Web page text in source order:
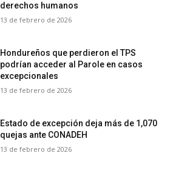
derechos humanos
13 de febrero de 2026
Hondureños que perdieron el TPS
podrían acceder al Parole en casos
excepcionales
13 de febrero de 2026
Estado de excepción deja más de 1,070
quejas ante CONADEH
13 de febrero de 2026